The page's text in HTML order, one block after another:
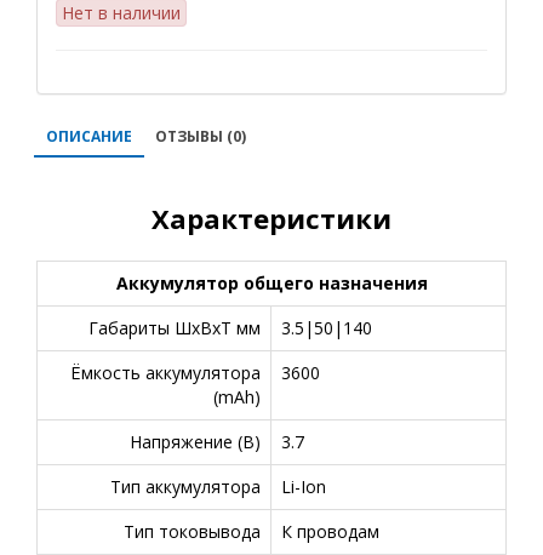
Нет в наличии
ОПИСАНИЕ ОТЗЫВЫ (0)
Характеристики
Аккумулятор общего назначения
Габариты ШxВxТ мм
3.5|50|140
Ёмкость аккумулятора
(mAh)
3600
Напряжение (В)
3.7
Тип аккумулятора
Li-Ion
Тип токовывода
К проводам